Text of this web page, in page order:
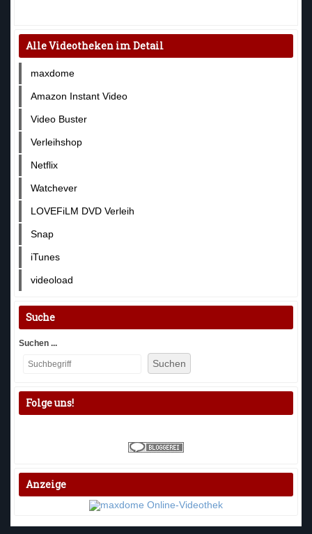
Alle Videotheken im Detail
maxdome
Amazon Instant Video
Video Buster
Verleihshop
Netflix
Watchever
LOVEFiLM DVD Verleih
Snap
iTunes
videoload
Suche
Suchen ...
Suchen
Folge uns!
Anzeige